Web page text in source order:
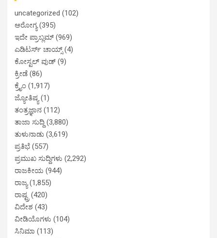
uncategorized (102)
ಆರೋಗ್ಯ(395)
ಇದೇ ಪ್ರಾಬ್ಲಮ್ (969)
ಎಡಿಟರ್ಸ್ ಚಾಯ್ಸ್(4)
ಕೋಸ್ಟಲ್ ವುಡ್ (9)
ಕ್ರೀಡೆ (86)
ಕ್ರೈಂ (1,917)
ಜ್ಯೋತಿಷ್ಯ(1)
ತಂತ್ರಜ್ಞಾನ (112)
ತಾಜಾ ಸುದ್ದಿ (3,880)
ತುಳುನಾಡು (3,619)
ಪ್ರತಿಭೆ (557)
ಪ್ರಮುಖ ಸುದ್ದಿಗಳು (2,292)
ರಾಜಕೀಯ (944)
ರಾಜ್ಯ(1,855)
ರಾಷ್ಟ್ರ (420)
ವಿದೇಶ (43)
ವೀಡಿಯೊಗಳು (104)
ಸಿನಿಮಾ (113)